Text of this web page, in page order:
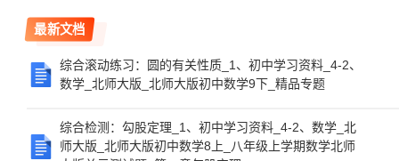
最新文档
综合滚动练习：圆的有关性质_1、初中学习资料_4-2、
数学_北师大版_北师大版初中数学9下_精品专题
综合检测：勾股定理_1、初中学习资料_4-2、数学_北
师大版_北师大版初中数学8上_八年级上学期数学北师